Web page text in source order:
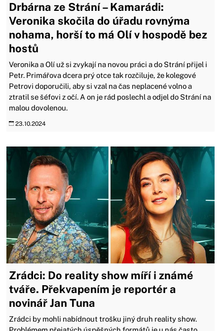
Drbárna ze Strání – Kamarádi:
Veronika skočila do úřadu rovnýma
nohama, horší to má Olí v hospodě bez
hostů
Veronika a Olí už si zvykají na novou práci a do Strání přijel i
Petr. Primářova dcera prý otce tak rozčiluje, že kolegové
Petrovi doporučili, aby si vzal na čas neplacené volno a
ztratil se šéfovi z očí. A on je rád poslechl a odjel do Strání na
malou dovolenou.
23.10.2024
Zrádci: Do reality show míří i známé
tváře. Překvapením je reportér a
novinář Jan Tuna
Zrádci by mohli nabídnout trošku jiný druh reality show.